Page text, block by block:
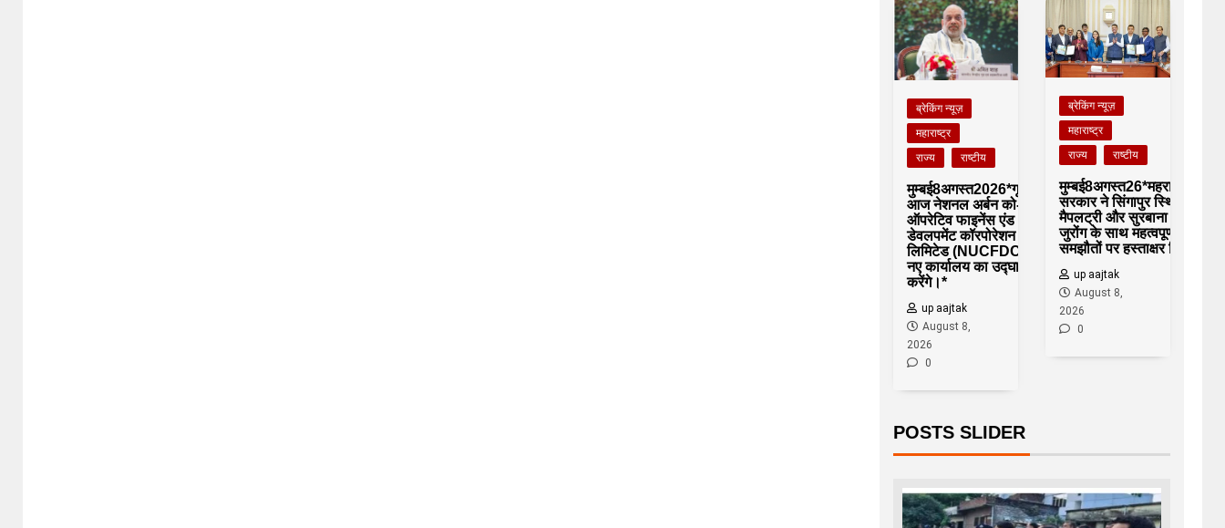
ब्रेकिंग न्यूज़
महाराष्ट्र
राज्य
राष्टीय
मुम्बई8अगस्त2026*गृहमन्त्री
आज नेशनल अर्बन को-
ऑपरेटिव फाइनेंस एंड
डेवलपमेंट कॉरपोरेशन
लिमिटेड (NUCFDC) के
नए कार्यालय का उद्घाटन
करेंगे।*
up aajtak
August 8,
2026
0
ब्रेकिंग न्यूज़
महाराष्ट्र
राज्य
राष्टीय
मुम्बई8अगस्त26*महराष्ट्र
सरकार ने सिंगापुर स्थित
मैपलट्री और सुरबाना
जुरोंग के साथ महत्वपूर्ण
समझौतों पर हस्ताक्षर किए
up aajtak
August 8,
2026
0
POSTS SLIDER